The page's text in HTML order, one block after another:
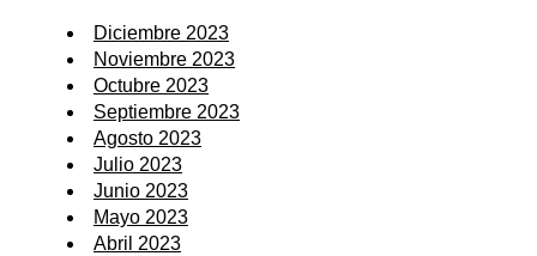
Diciembre 2023
Noviembre 2023
Octubre 2023
Septiembre 2023
Agosto 2023
Julio 2023
Junio 2023
Mayo 2023
Abril 2023